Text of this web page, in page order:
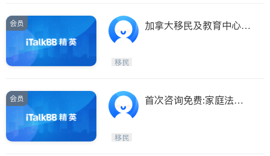
会员
加拿大移民及教育中心 C
移民
会员
首次咨询免费:家庭法、
移民